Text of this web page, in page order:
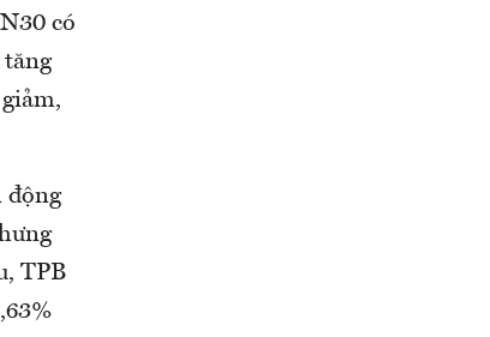
có
tăng
động
TPB